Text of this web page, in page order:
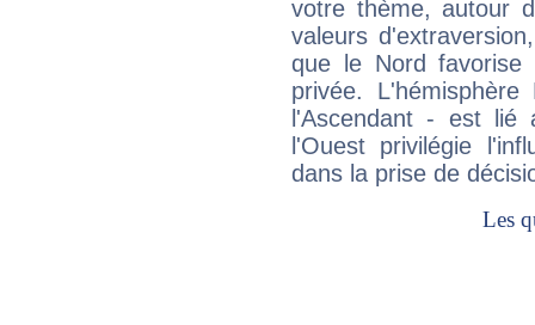
votre thème, autour
valeurs
que le Nord favorise
privée.
l'Ascendant - est
l'Ouest privilégie
dans la prise de